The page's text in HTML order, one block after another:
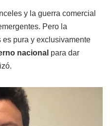
y la guerra comercial
Pero la
pura y exclusivamente
nacional para dar